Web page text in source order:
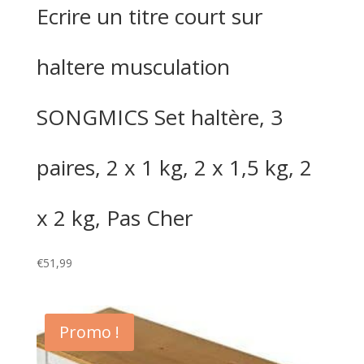
Ecrire un titre court sur
haltere musculation
SONGMICS Set haltère, 3
paires, 2 x 1 kg, 2 x 1,5 kg, 2
x 2 kg, Pas Cher
€51,99
Promo !